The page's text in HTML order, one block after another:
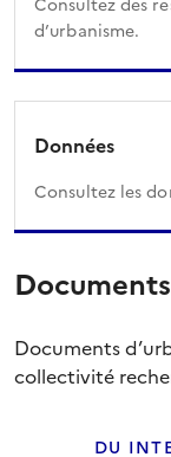
d’urbanisme.
Données
Consultez les
Documents
collectivité
DU